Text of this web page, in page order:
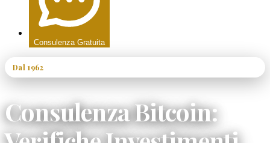
Consulenza Gratuita
Dal 1962
Consulenza Bitcoin: